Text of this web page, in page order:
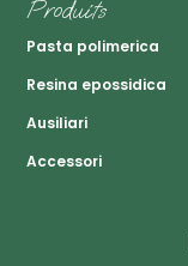
Produits
Pasta polimerica
Resina epossidica
Ausiliari
Accessori